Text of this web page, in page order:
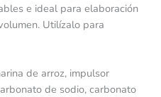
e ideal para elaboración
Utilízalo para
de arroz, impulsor
de sodio, carbonato